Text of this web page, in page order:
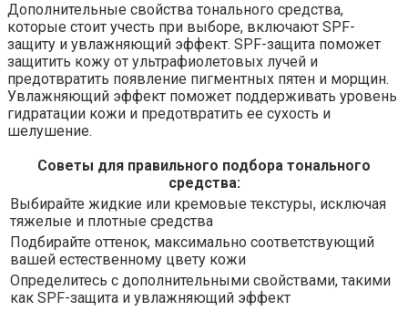
Дополнительные свойства тонального средства,
которые стоит учесть при выборе, включают SPF-
защиту и увлажняющий эффект. SPF-защита поможет
защитить кожу от ультрафиолетовых лучей и
предотвратить появление пигментных пятен и морщин.
Увлажняющий эффект поможет поддерживать уровень
гидратации кожи и предотвратить ее сухость и
шелушение.
Советы для правильного подбора тонального
средства:
Выбирайте жидкие или кремовые текстуры, исключая
тяжелые и плотные средства
Подбирайте оттенок, максимально соответствующий
вашей естественному цвету кожи
Определитесь с дополнительными свойствами, такими
как SPF-защита и увлажняющий эффект